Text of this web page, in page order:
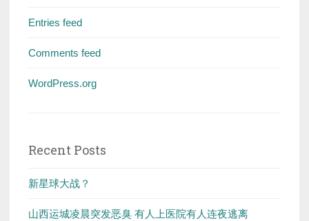
Entries feed
Comments feed
WordPress.org
Recent Posts
新星球大战？
山西运城凌晨突发恶臭 有人上医院有人连夜逃离